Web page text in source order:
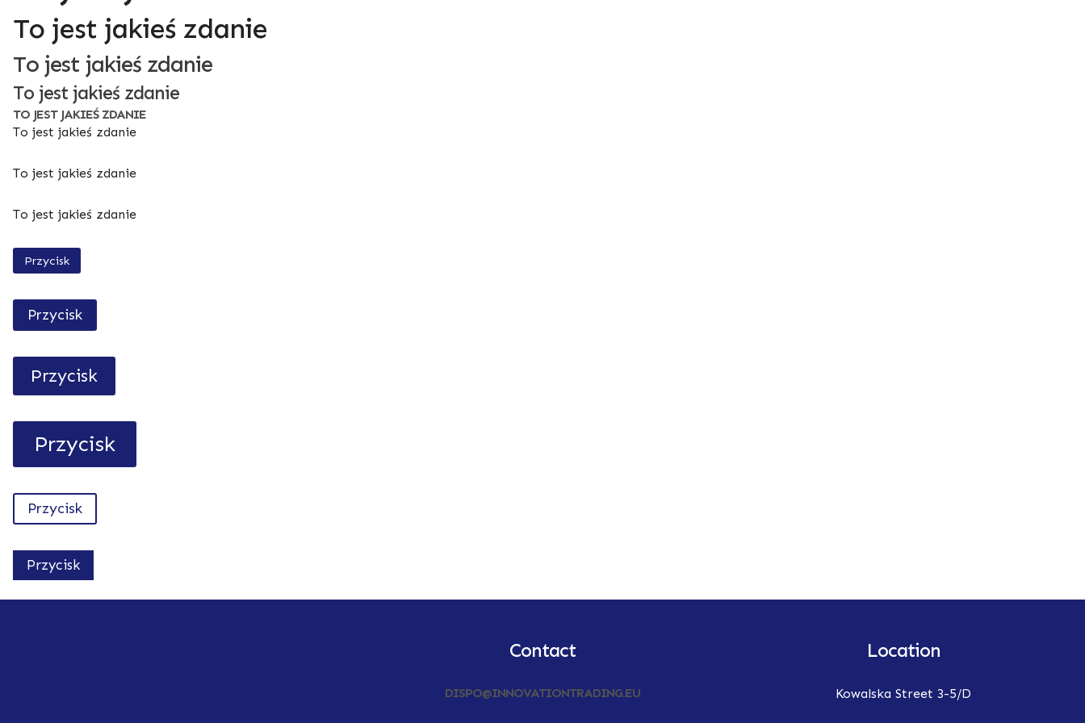
To jest jakieś zdanie
To jest jakieś zdanie
To jest jakieś zdanie
TO JEST JAKIEŚ ZDANIE
To jest jakieś zdanie
To jest jakieś zdanie
To jest jakieś zdanie
Przycisk
Przycisk
Przycisk
Przycisk
Przycisk
Przycisk
Contact
DISPO@INNOVATIONTRADING.EU
Location
Kowalska Street 3-5/D